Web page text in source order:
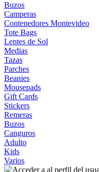
Buzos
Camperas
Contenedores Montevideo
Tote Bags
Lentes de Sol
Medias
Tazas
Parches
Beanies
Mousepads
Gift Cards
Stickers
Remeras
Buzos
Canguros
Adulto
Kids
Varios